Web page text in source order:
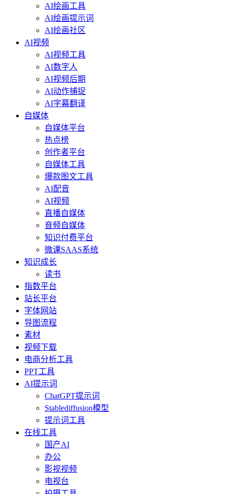
AI绘画工具
AI绘画提示词
AI绘画社区
AI视频
AI视频工具
AI数字人
AI视频后期
AI动作捕捉
AI字幕翻译
自媒体
自媒体平台
热点榜
创作者平台
自媒体工具
爆款图文工具
AI配音
AI视频
直播自媒体
音频自媒体
知识付费平台
微课SAAS系统
知识成长
读书
指数平台
站长平台
字体网站
导图流程
素材
视频下载
电商分析工具
PPT工具
AI提示词
ChatGPT提示词
Stablediffusion模型
提示词工具
在线工具
国产AI
办公
影视视频
电视台